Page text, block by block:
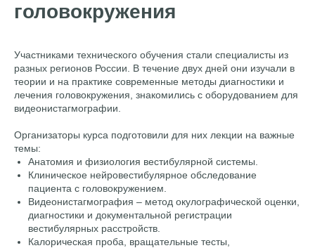
головокружения
Участниками технического обучения стали специалисты из
разных регионов России. В течение двух дней они изучали в
теории и на практике современные методы диагностики и
лечения головокружения, знакомились с оборудованием для
видеонистагмографии.
Организаторы курса подготовили для них лекции на важные
темы:
Анатомия и физиология вестибулярной системы.
Клиническое нейровестибулярное обследование
пациента с головокружением.
Видеонистагмография – метод окулографической оценки,
диагностики и документальной регистрации
вестибулярных расстройств.
Калорическая проба, вращательные тесты,